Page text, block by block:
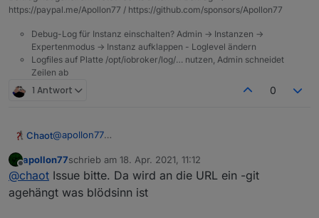
https://paypal.me/Apollon77 / https://github.com/sponsors/Apollon77
Debug-Log für Instanz einschalten? Admin -> Instanzen ->
Expertenmodus -> Instanz aufklappen - Loglevel ändern
Logfiles auf Platte /opt/iobroker/log/… nutzen, Admin schneidet
Zeilen ab
1 Antwort 0
Chaot@apollon77
ich direkt von Git hole.
Versucht mit dem Birthday Adapter:
$ iobroker url https://github.com/klein0r/
install klein0r/
Der ioBroker.fully-tablet-control macht den gleichen
Fehler.
Offline
apollon77schrieb am 18. Apr. 2021, 11:12
zuletzt editiert von
@chaot Issue bitte. Da wird an die URL ein -git
agehängt was blödsinn ist